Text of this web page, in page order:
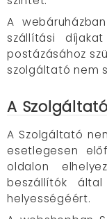
A
szállítási
postázásához
szolgáltató nem
A
A Szolgáltató
esetlegesen
oldalon
beszállítók
helyességéért.